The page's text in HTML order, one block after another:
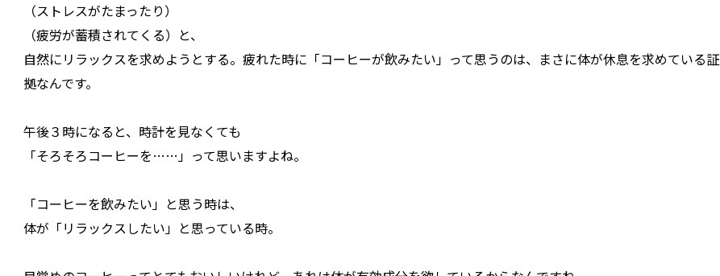
（ストレスがたまったり）
（疲労が蓄積されてくる）と、
自然にリラックスを求めようとする。疲れた時に「コーヒーが飲みたい」って思うのは、まさに体が休息を求めている証
拠なんです。
午後３時になると、時計を見なくても
「そろそろコーヒーを……」って思いますよね。
「コーヒーを飲みたい」と思う時は、
体が「リラックスしたい」と思っている時。